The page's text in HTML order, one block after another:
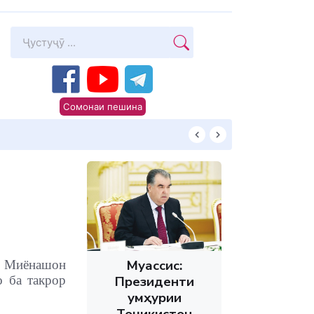
Сомонаи пешина
Миёнашон
такрор
Муассис:
Президенти
Ҷумҳурии